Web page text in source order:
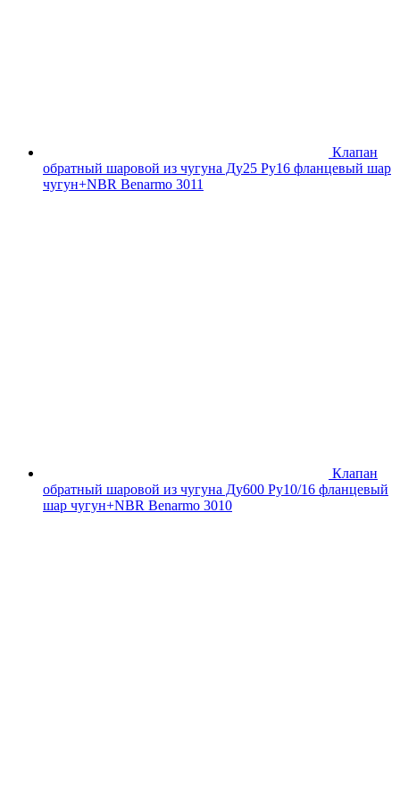
Клапан
обратный шаровой из чугуна Ду25 Ру16 фланцевый шар
чугун+NBR Benarmo 3011
Клапан
обратный шаровой из чугуна Ду600 Ру10/16 фланцевый
шар чугун+NBR Benarmo 3010